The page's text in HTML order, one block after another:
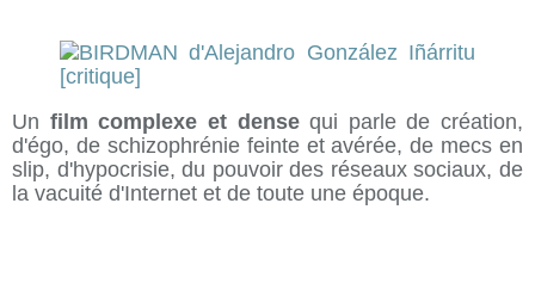
Un film complexe et densequi parle de création,
d'égo, de schizophrénie feinte et avérée, de mecs en
slip, d'hypocrisie, du pouvoir des réseaux sociaux, de
la vacuité d'Internet et de toute une époque.